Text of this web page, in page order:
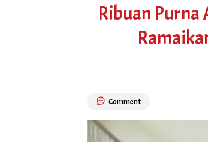
Ribuan Purna
Comment